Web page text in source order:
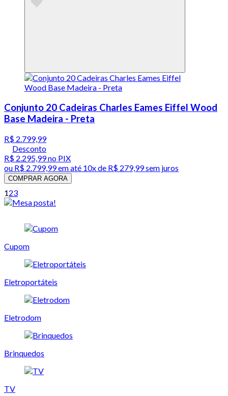
Conjunto 20 Cadeiras Charles Eames Eiffel Wood
Base Madeira - Preta
R$ 2.799,99
Desconto
R$ 2.295,99no PIX
ou R$ 2.799,99em até 10x de R$ 279,99 sem juros
COMPRAR AGORA
123
Cupom
Eletroportáteis
Eletrodom
Brinquedos
TV